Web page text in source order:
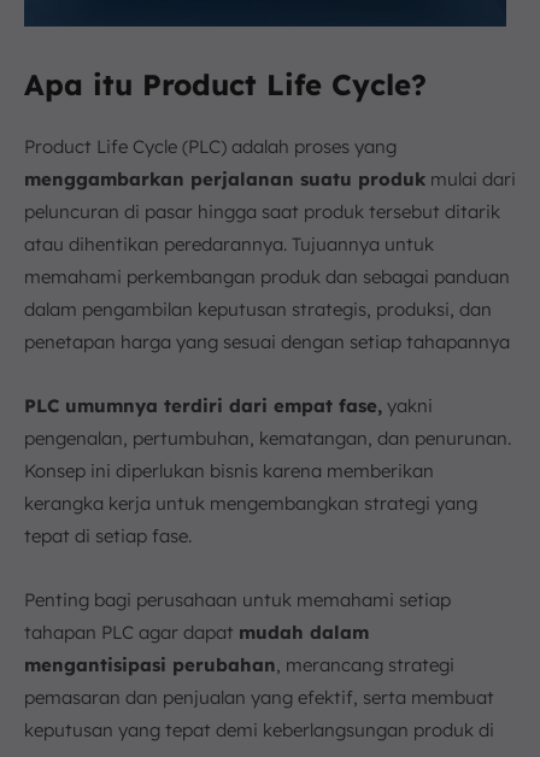
Apa itu Product Life Cycle?
Product Life Cycle (PLC) adalah proses yang
menggambarkan perjalanan suatu produk mulai dari
peluncuran di pasar hingga saat produk tersebut ditarik
atau dihentikan peredarannya. Tujuannya untuk
memahami perkembangan produk dan sebagai panduan
dalam pengambilan keputusan strategis, produksi, dan
penetapan harga yang sesuai dengan setiap tahapannya
PLC umumnya terdiri dari empat fase, yakni
pengenalan, pertumbuhan, kematangan, dan penurunan.
Konsep ini diperlukan bisnis karena memberikan
kerangka kerja untuk mengembangkan strategi yang
tepat di setiap fase.
Penting bagi perusahaan untuk memahami setiap
tahapan PLC agar dapat mudah dalam
mengantisipasi perubahan, merancang strategi
pemasaran dan penjualan yang efektif, serta membuat
keputusan yang tepat demi keberlangsungan produk di